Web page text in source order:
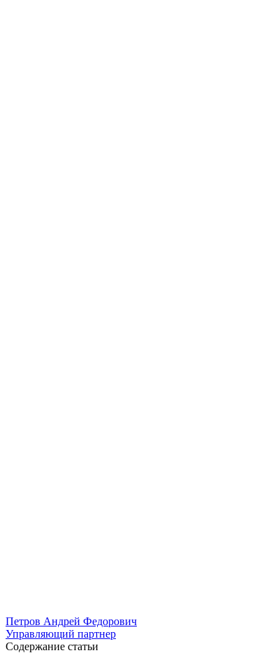
Петров Андрей Федорович
Управляющий партнер
Содержание статьи